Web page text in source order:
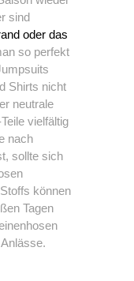
sind
oder das
so perfekt
Shirts nicht
neutrale
vielfältig
nach
sollte sich
können
Tagen